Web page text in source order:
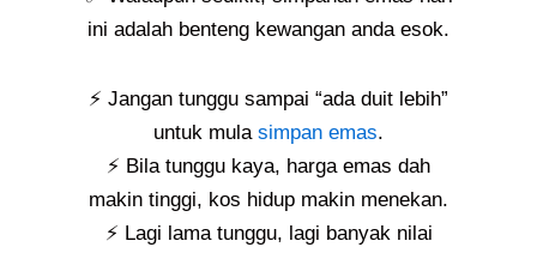
ini adalah benteng kewangan anda esok.
⚡ Jangan tunggu sampai “ada duit lebih”
untuk mula simpan emas.
⚡ Bila tunggu kaya, harga emas dah
makin tinggi, kos hidup makin menekan.
⚡ Lagi lama tunggu, lagi banyak nilai